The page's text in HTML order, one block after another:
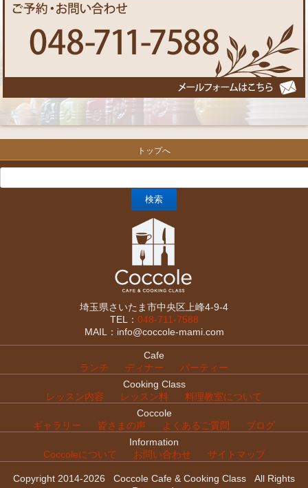
トップへ
埼玉県さいたま市中央区上峰4-9-4
TEL： 048-711-7588
MAIL：info@coccole-mami.com
Cafe
ランチ
ディナー
パーティー
Cooking Class
レッスン内容
レッスン料
料理教室について
Coccole
ギャラリー
皆さまの声 よくあるご質問
ブログ
Information
Coccoleについて
お問い合わせ サイトマップ
Copyright 2014-2026 Coccole Cafe & Cooking Class All Rights